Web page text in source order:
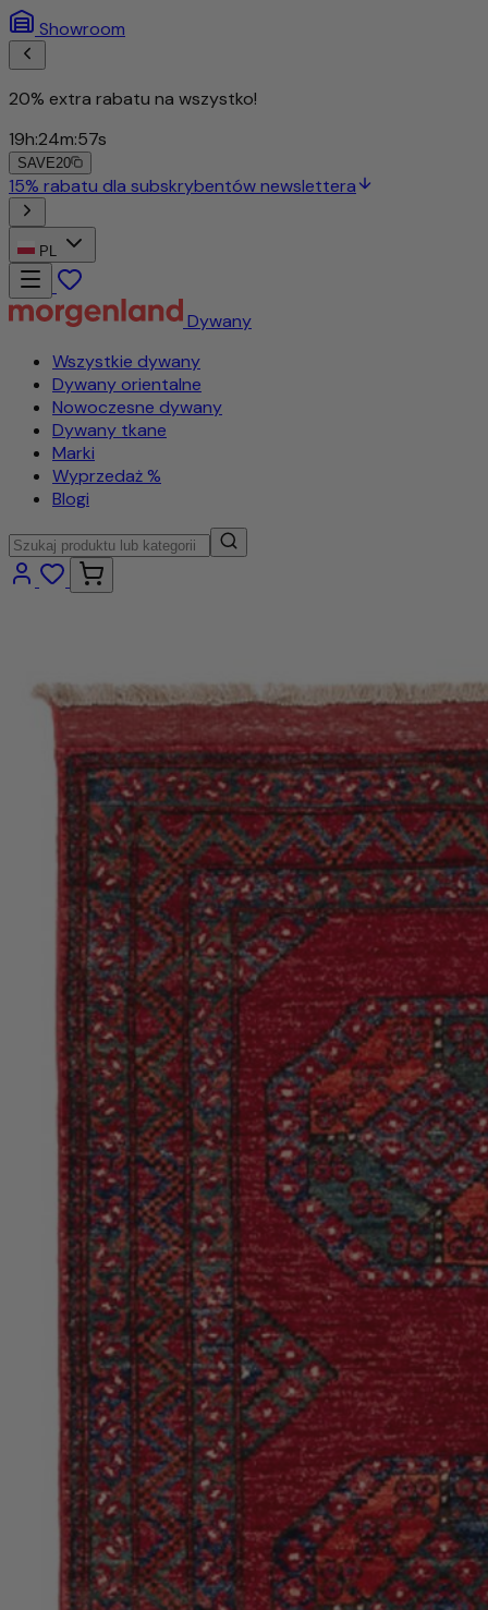
Showroom
20% extra rabatu na wszystko!
19h:24m:55s
SAVE20
15% rabatu dla subskrybentów newslettera
PL
Dywany
Wszystkie dywany
Dywany orientalne
Nowoczesne dywany
Dywany tkane
Marki
Wyprzedaż %
Blogi